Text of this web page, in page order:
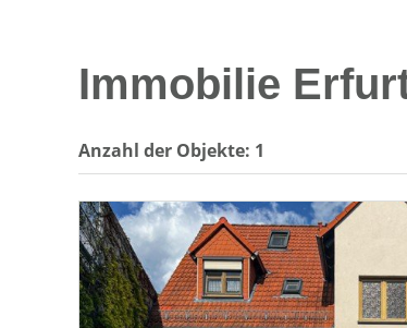
Immobilie
Anzahl der Objekte: 1